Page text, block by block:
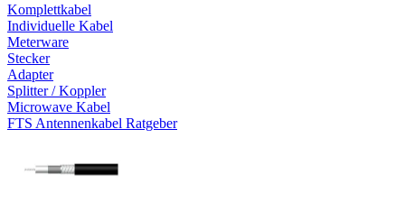
Komplettkabel
Individuelle Kabel
Meterware
Stecker
Adapter
Splitter / Koppler
Microwave Kabel
FTS Antennenkabel Ratgeber